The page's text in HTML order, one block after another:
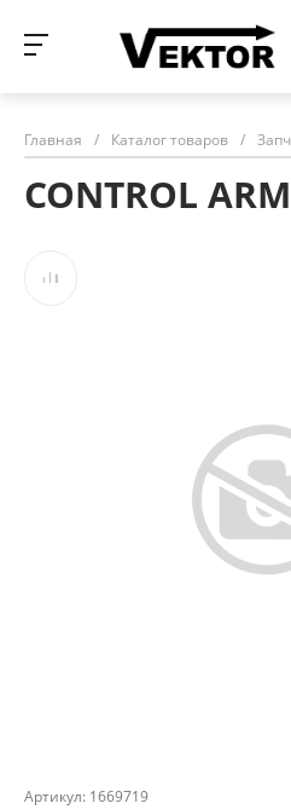
Главная / Каталог товаров /
CONTROL
Артикул: 1669719